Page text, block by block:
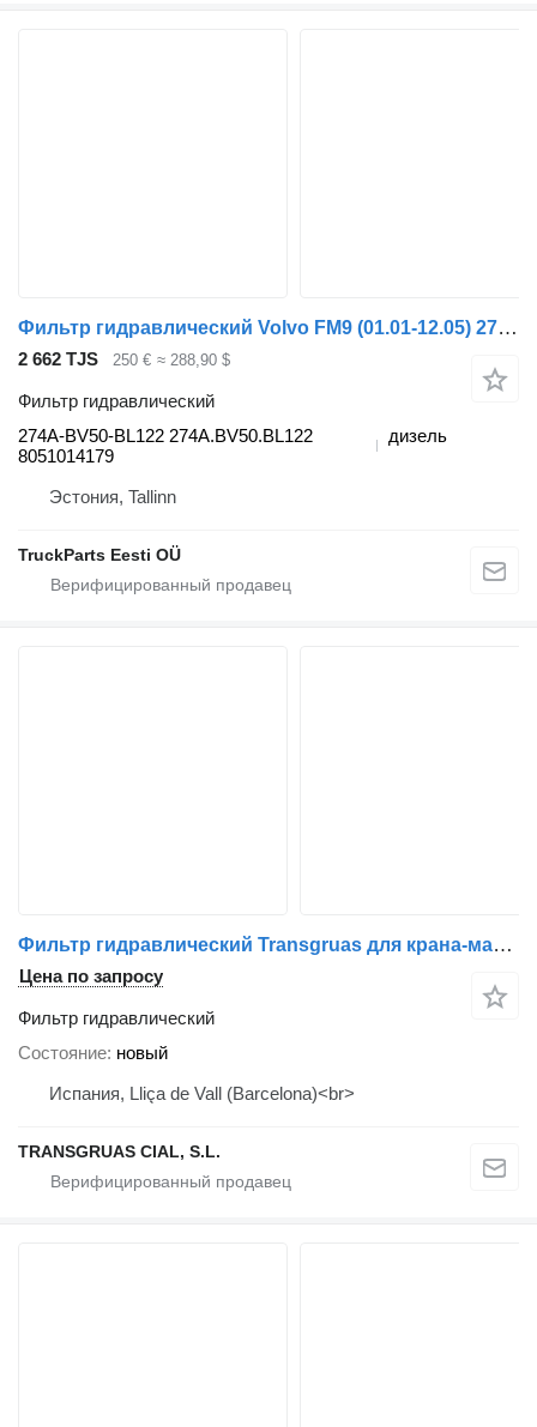
Фильтр гидравлический Volvo FM9 (01.01-12.05) 274A-BV50-BL122 для тягача Volvo FM7-FM12, FM, FMX (1998-2014)
2 662 TJS 250 € ≈ 288,90 $
Фильтр гидравлический
274A-BV50-BL122 274A.BV50.BL122
8051014179
дизель
Эстония, Tallinn
TruckParts Eesti OÜ
Фильтр гидравлический Transgruas для крана-манипулятора Fassi
Цена по запросу
Фильтр гидравлический
Состояние новый
Испания, Lliça de Vall (Barcelona)<br>
TRANSGRUAS CIAL, S.L.